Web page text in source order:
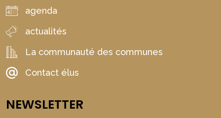
agenda
actualités
La communauté des communes
Contact élus
NEWSLETTER